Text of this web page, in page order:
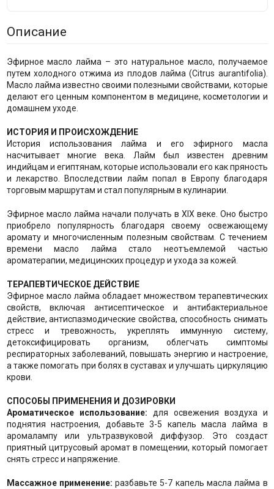
Описание
Эфирное масло лайма – это натуральное масло, получаемое
путем холодного отжима из плодов лайма (Citrus aurantifolia).
Масло лайма известно своими полезными свойствами, которые
делают его ценным компонентом в медицине, косметологии и
домашнем уходе.
ИСТОРИЯ И ПРОИСХОЖДЕНИЕ
История использования лайма и его эфирного масла
насчитывает многие века. Лайм был известен древним
индийцам и египтянам, которые использовали его как пряность
и лекарство. Впоследствии лайм попал в Европу благодаря
торговым маршрутам и стал популярным в кулинарии.
Эфирное масло лайма начали получать в XIX веке. Оно быстро
приобрело популярность благодаря своему освежающему
аромату и многочисленным полезным свойствам. С течением
времени масло лайма стало неотъемлемой частью
ароматерапии, медицинских процедур и ухода за кожей.
ТЕРАПЕВТИЧЕСКОЕ ДЕЙСТВИЕ
Эфирное масло лайма обладает множеством терапевтических
свойств, включая антисептическое и антибактериальное
действие, антиспазмодические свойства, способность снимать
стресс и тревожность, укреплять иммунную систему,
детоксифицировать организм, облегчать симптомы
респираторных заболеваний, повышать энергию и настроение,
а также помогать при болях в суставах и улучшать циркуляцию
крови.
СПОСОБЫ ПРИМЕНЕНИЯ И ДОЗИРОВКИ
Ароматическое использование: для освежения воздуха и
поднятия настроения, добавьте 3-5 капель масла лайма в
аромалампу или ультразвуковой диффузор. Это создаст
приятный цитрусовый аромат в помещении, который помогает
снять стресс и напряжение.
Массажное применение: разбавьте 5-7 капель масла лайма в